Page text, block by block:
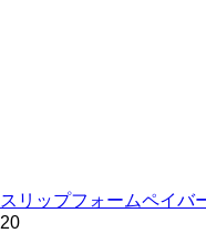
スリップフォームペイバ
20